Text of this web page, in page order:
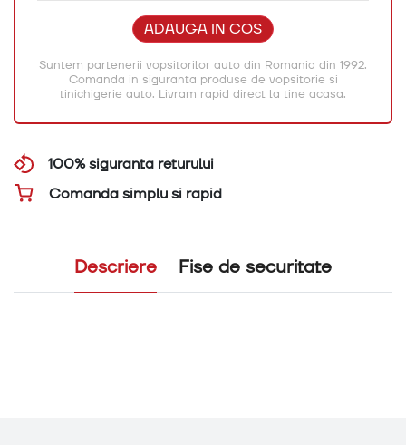
ADAUGA IN COS
Suntem partenerii vopsitorilor auto din Romania din 1992.
Comanda in siguranta produse de vopsitorie si
tinichigerie auto. Livram rapid direct la tine acasa.
100% siguranta returului
Comanda simplu si rapid
Descriere Fise de securitate